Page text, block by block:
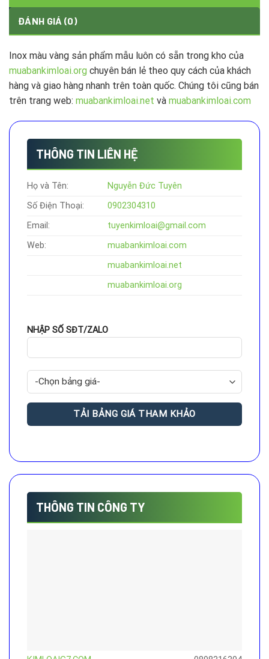
ĐÁNH GIÁ (0)
Inox màu vàng sản phẩm mẫu luôn có sẵn trong kho của
muabankimloai.org chuyên bán lẻ theo quy cách của khách
hàng và giao hàng nhanh trên toàn quốc. Chúng tôi cũng bán
trên trang web: muabankimloai.net và muabankimloai.com
THÔNG TIN LIÊN HỆ
Họ và Tên:
Nguyễn Đức Tuyên
Số Điện Thoại:
0902304310
Email:
tuyenkimloai@gmail.com
Web:
muabankimloai.com
muabankimloai.net
muabankimloai.org
NHẬP SỐ SĐT/ZALO
THÔNG TIN CÔNG TY